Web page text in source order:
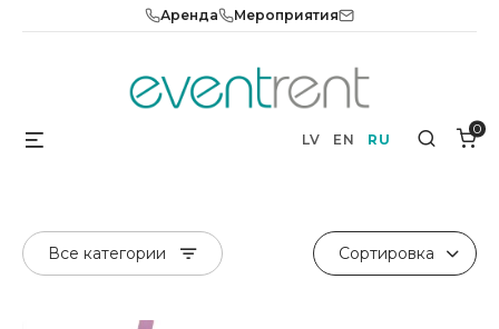
Аренда Мероприятия
LV EN RU Search
0
Все категории